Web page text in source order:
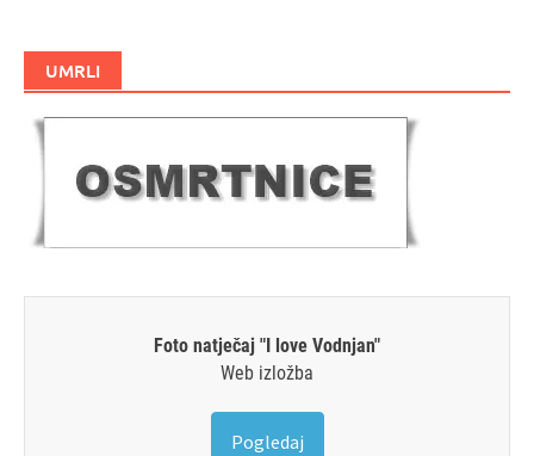
UMRLI
Foto natječaj "I love Vodnjan"
Web izložba
Pogledaj